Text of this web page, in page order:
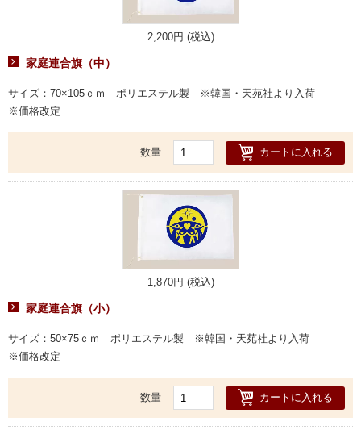
2,200円 (税込)
家庭連合旗（中）
サイズ：70×105ｃｍ ポリエステル製 ※韓国・天苑社より入荷
※価格改定
数量 カートに入れる
1,870円 (税込)
家庭連合旗（小）
サイズ：50×75ｃｍ ポリエステル製 ※韓国・天苑社より入荷
※価格改定
数量 カートに入れる